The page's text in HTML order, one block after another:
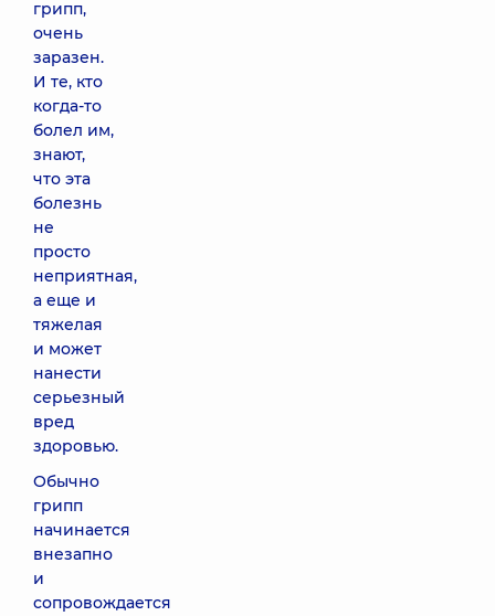
грипп,
очень
заразен.
И те, кто
когда-то
болел им,
знают,
что эта
болезнь
не
просто
неприятная,
а еще и
тяжелая
и может
нанести
серьезный
вред
здоровью.
Обычно
грипп
начинается
внезапно
и
сопровождается